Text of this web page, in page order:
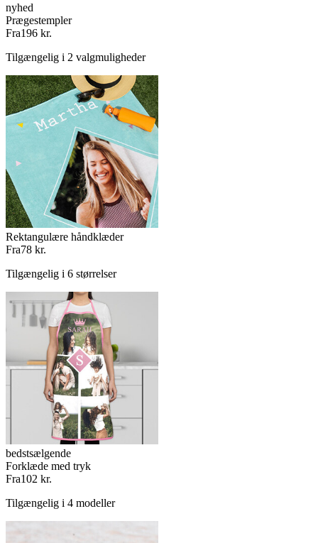
nyhed
Prægestempler
Fra196 kr.
Tilgængelig i 2 valgmuligheder
Rektangulære håndklæder
Fra78 kr.
Tilgængelig i 6 størrelser
bedstsælgende
Forklæde med tryk
Fra102 kr.
Tilgængelig i 4 modeller